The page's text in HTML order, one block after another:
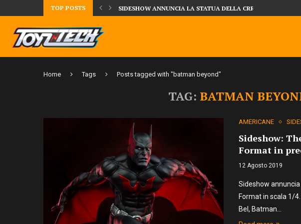
TOP POSTS
LA FIGURE DI IPPO MAKUNOUCHI! SIDESHOW ANNUNCIA LA STATUA DELLA CRRATURA DELLA
Home Tags Posts tagged with "batman beyond"
TAG: BATMAN
AMERICANE
Sideshow:
Format in
12 Agosto 2019
Sideshow
Format in scala 1/
Bel, Batman…